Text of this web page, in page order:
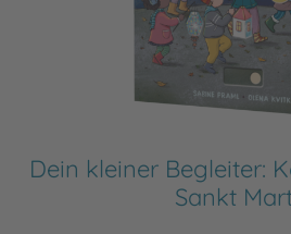
Dein kleiner Begleiter:
Sankt